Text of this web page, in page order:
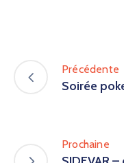
Précédente
Soirée
Prochaine